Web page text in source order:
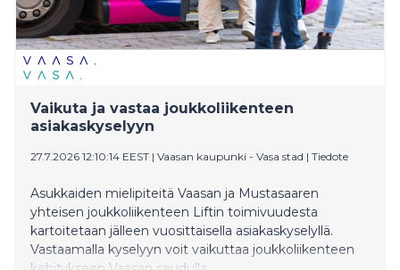
Vaikuta ja vastaa joukkoliikenteen
asiakaskyselyyn
27.7.2026 12:10:14 EEST | Vaasan kaupunki - Vasa stad | Tiedote
Asukkaiden mielipiteitä Vaasan ja Mustasaaren
yhteisen joukkoliikenteen Liftin toimivuudesta
kartoitetaan jälleen vuosittaisella asiakaskyselyllä.
Vastaamalla kyselyyn voit vaikuttaa joukkoliikenteen